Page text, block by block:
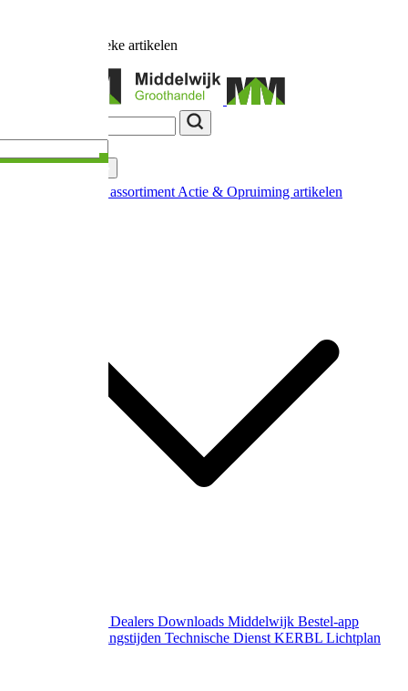
unieke artikelen
Nieuw in ons assortiment Actie & Opruiming artikelen
Dealers Downloads Middelwijk Bestel-app
Gewijzigde openingstijden Technische Dienst KERBL Lichtplan